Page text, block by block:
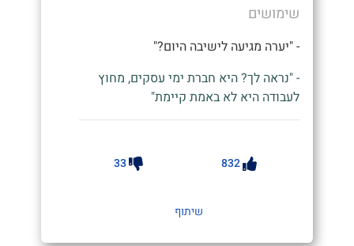
שימושים
- "יערה מגיעה לישיבה היום?"
- "נראה לך? היא חברת ימי עסקים, מחוץ
לעבודה היא לא באמת קיימת"
832
33
שיתוף